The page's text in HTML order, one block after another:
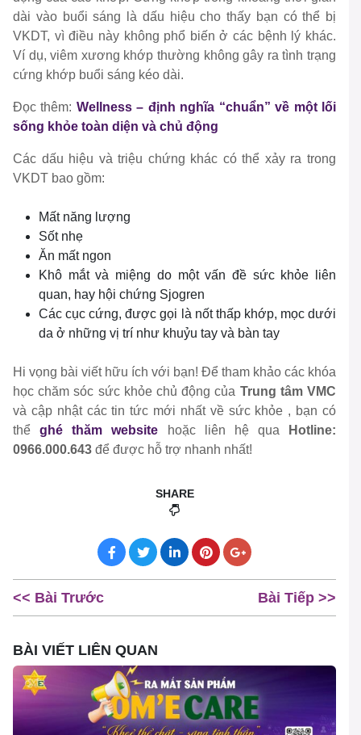
dài vào buổi sáng là dấu hiệu cho thấy bạn có thể bị
VKDT, vì điều này không phổ biến ở các bệnh lý khác.
Ví dụ, viêm xương khớp thường không gây ra tình trạng
cứng khớp buổi sáng kéo dài.
Đọc thêm: Wellness – định nghĩa “chuẩn” về một lối
sống khỏe toàn diện và chủ động
Các dấu hiệu và triệu chứng khác có thể xảy ra trong
VKDT bao gồm:
Mất năng lượng
Sốt nhẹ
Ăn mất ngon
Khô mắt và miệng do một vấn đề sức khỏe liên
quan, hay hội chứng Sjogren
Các cục cứng, được gọi là nốt thấp khớp, mọc dưới
da ở những vị trí như khuỷu tay và bàn tay
Hi vọng bài viết hữu ích với bạn! Để tham khảo các khóa
học chăm sóc sức khỏe chủ động của Trung tâm VMC
và cập nhật các tin tức mới nhất về sức khỏe , bạn có
thểghé thăm website hoặc liên hệ qua
Hotline:
0966.000.643 để được hỗ trợ nhanh nhất!
SHARE
<< Bài Trước Bài Tiếp >>
BÀI VIẾT LIÊN QUAN